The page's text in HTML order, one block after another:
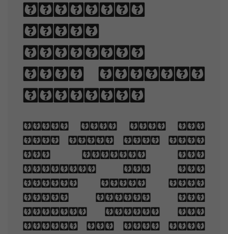
lengths,
line-
spacing,
and letter-
spacing.
When you are old
and grey and full
of sleep, And
nodding by the
fire, take down
this book, And
slowly read, and
dream of the soft